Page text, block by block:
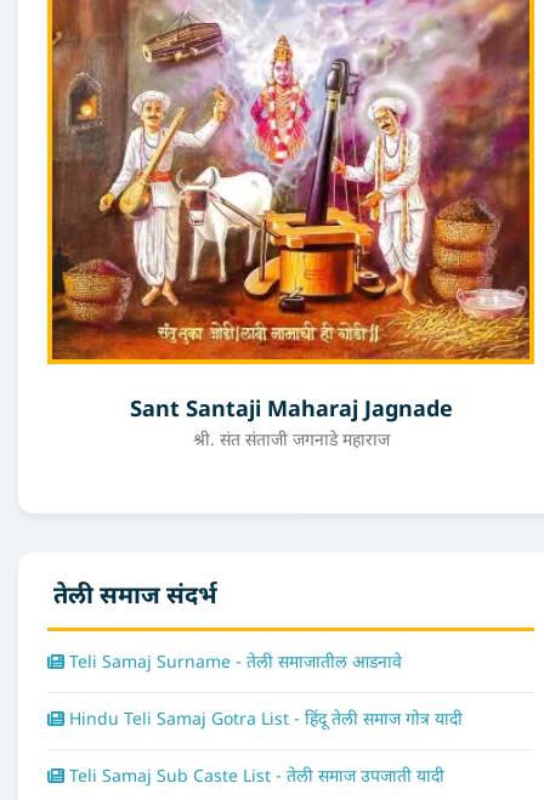
Sant Santaji Maharaj Jagnade
श्री. संत संताजी जगनाडे महाराज
तेली समाज संदर्भ
Teli Samaj Surname - तेली समाजातील आडनावे
Hindu Teli Samaj Gotra List - हिंदू तेली समाज गोत्र यादी
Teli Samaj Sub Caste List - तेली समाज उपजाती यादी